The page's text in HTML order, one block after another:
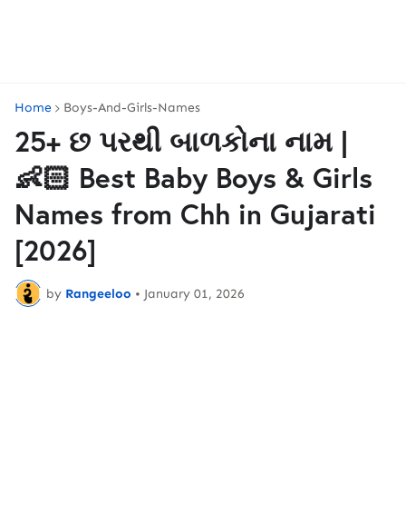
Home Boys-And-Girls-Names
25+ છ પરથી બાળકોના નામ |
👶🏻 Best Baby Boys & Girls
Names from Chh in Gujarati
[2026]
by Rangeeloo • January 01, 2026